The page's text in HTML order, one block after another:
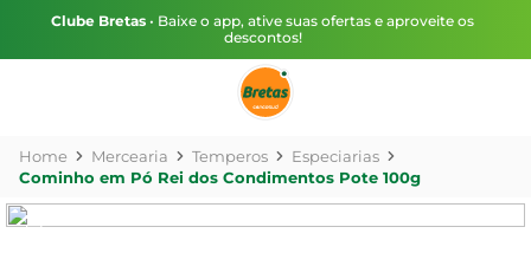
Clube Bretas • Baixe o app, ative suas ofertas e aproveite os
descontos!
Mercearia Temperos
Especiarias
Cominho em Pó Rei dos Condimentos Pote 100g